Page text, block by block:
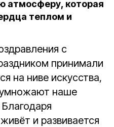
атмосферу, которая
теплом и
с
принимали
на ниве искусства,
наше
и развивается